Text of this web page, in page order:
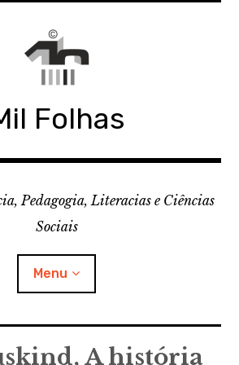
Folhas
Pedagogia, Literacias e Ciências
Sociais
Menu
A história